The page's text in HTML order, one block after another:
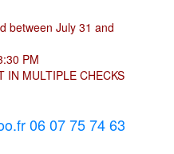
between July 31 and
PM
IN MULTIPLE CHECKS
06 07 75 74 63